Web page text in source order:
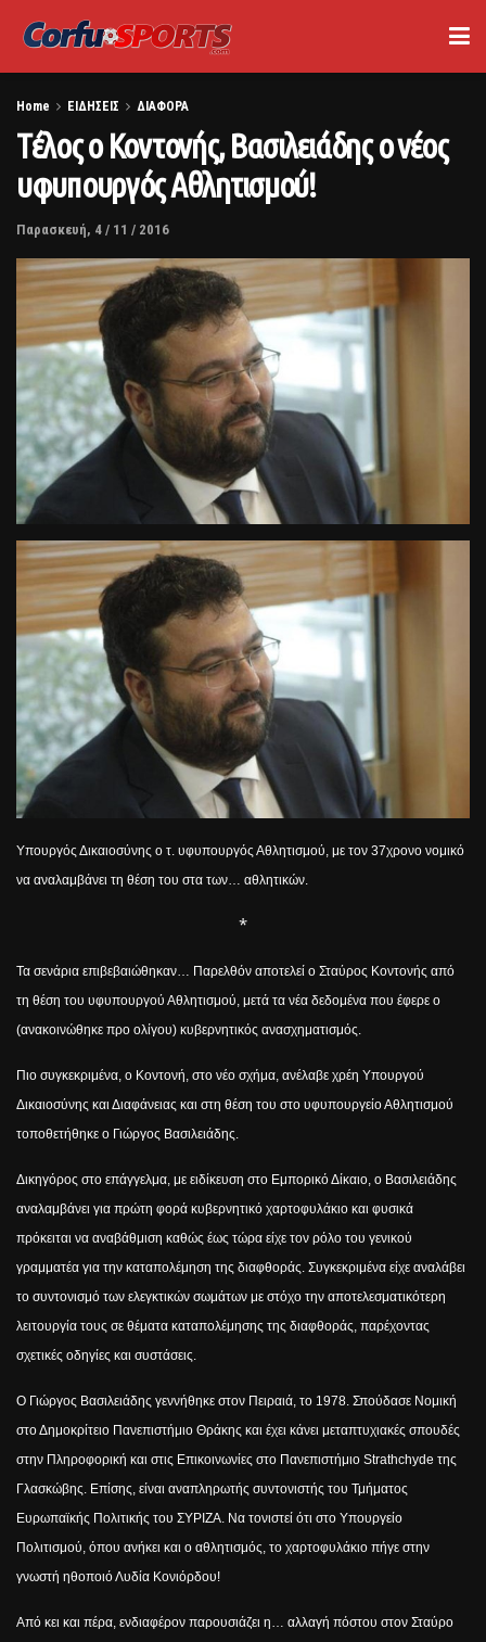
Home ΕΙΔΗΣΕΙΣ ΔΙΑΦΟΡΑ
Tέλος ο Κοντονής, Βασιλειάδης ο νέος
υφυπουργός Αθλητισμού!
Παρασκευή, 4 / 11 / 2016
Υπουργός Δικαιοσύνης ο τ. υφυπουργός Αθλητισμού, με τον 37χρονο νομικό
να αναλαμβάνει τη θέση του στα των… αθλητικών.
*
Τα σενάρια επιβεβαιώθηκαν… Παρελθόν αποτελεί ο Σταύρος Κοντονής από
τη θέση του υφυπουργού Αθλητισμού, μετά τα νέα δεδομένα που έφερε ο
(ανακοινώθηκε προ ολίγου) κυβερνητικός ανασχηματισμός.
Πιο συγκεκριμένα, ο Κοντονή, στο νέο σχήμα, ανέλαβε χρέη Υπουργού
Δικαιοσύνης και Διαφάνειας και στη θέση του στο υφυπουργείο Αθλητισμού
τοποθετήθηκε ο Γιώργος Βασιλειάδης.
Δικηγόρος στο επάγγελμα, με ειδίκευση στο Εμπορικό Δίκαιο, ο Βασιλειάδης
αναλαμβάνει για πρώτη φορά κυβερνητικό χαρτοφυλάκιο και φυσικά
πρόκειται να αναβάθμιση καθώς έως τώρα είχε τον ρόλο του γενικού
γραμματέα για την καταπολέμηση της διαφθοράς. Συγκεκριμένα είχε αναλάβει
το συντονισμό των ελεγκτικών σωμάτων με στόχο την αποτελεσματικότερη
λειτουργία τους σε θέματα καταπολέμησης της διαφθοράς, παρέχοντας
σχετικές οδηγίες και συστάσεις.
Ο Γιώργος Βασιλειάδης γεννήθηκε στον Πειραιά, το 1978. Σπούδασε Νομική
στο Δημοκρίτειο Πανεπιστήμιο Θράκης και έχει κάνει μεταπτυχιακές σπουδές
στην Πληροφορική και στις Επικοινωνίες στο Πανεπιστήμιο Strathchyde της
Γλασκώβης. Επίσης, είναι αναπληρωτής συντονιστής του Τμήματος
Ευρωπαϊκής Πολιτικής του ΣΥΡΙΖΑ. Να τονιστεί ότι στο Υπουργείο
Πολιτισμού, όπου ανήκει και ο αθλητισμός, το χαρτοφυλάκιο πήγε στην
γνωστή ηθοποιό Λυδία Κονιόρδου!
Από κει και πέρα, ενδιαφέρον παρουσιάζει η… αλλαγή πόστου στον Σταύρο